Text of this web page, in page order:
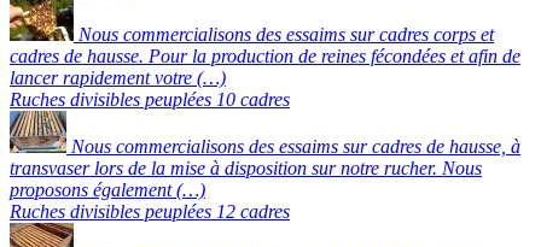
Nous commercialisons des essaims sur cadres corps et
cadres de hausse. Pour la production de reines fécondées et afin de
lancer rapidement votre (…)
Ruches divisibles peuplées 10 cadres
Nous commercialisons des essaims sur cadres de hausse, à
transvaser lors de la mise à disposition sur notre rucher. Nous
proposons également (…)
Ruches divisibles peuplées 12 cadres